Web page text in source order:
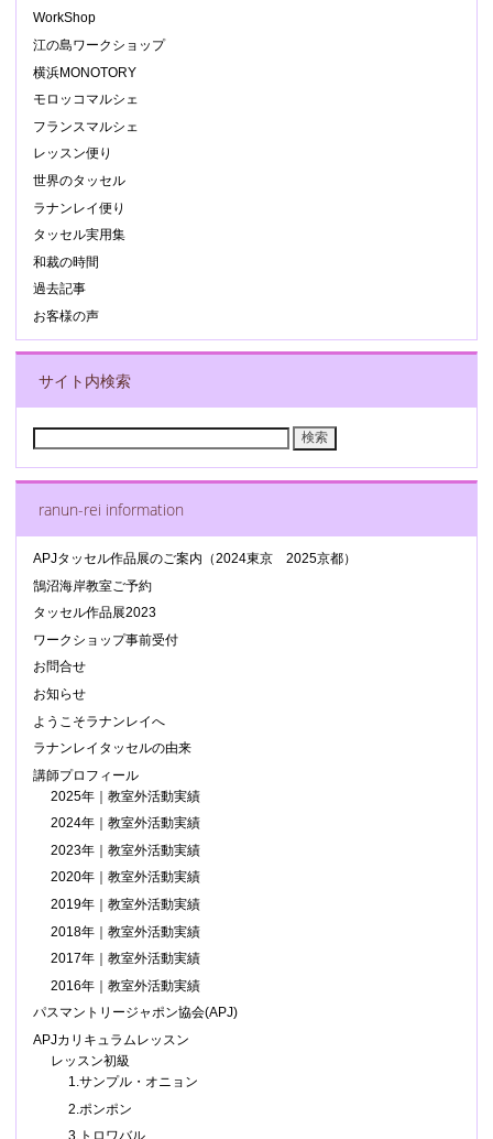
WorkShop
江の島ワークショップ
横浜MONOTORY
モロッコマルシェ
フランスマルシェ
レッスン便り
世界のタッセル
ラナンレイ便り
タッセル実用集
和裁の時間
過去記事
お客様の声
サイト内検索
ranun-rei information
APJタッセル作品展のご案内（2024東京 2025京都）
鵠沼海岸教室ご予約
タッセル作品展2023
ワークショップ事前受付
お問合せ
お知らせ
ようこそラナンレイへ
ラナンレイタッセルの由来
講師プロフィール
2025年｜教室外活動実績
2024年｜教室外活動実績
2023年｜教室外活動実績
2020年｜教室外活動実績
2019年｜教室外活動実績
2018年｜教室外活動実績
2017年｜教室外活動実績
2016年｜教室外活動実績
パスマントリージャポン協会(APJ)
APJカリキュラムレッスン
レッスン初級
1.サンプル・オニョン
2.ポンポン